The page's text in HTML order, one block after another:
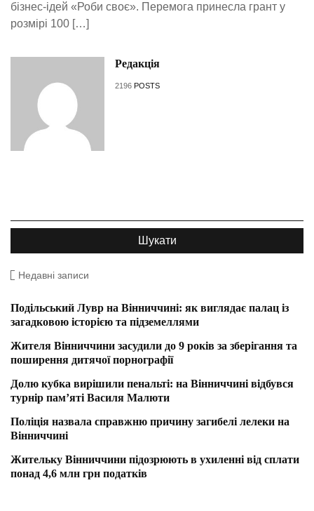
бізнес-ідей «Роби своє». Перемога принесла грант у
розмірі 100 […]
Редакція
2196 POSTS
Недавні записи
Подільський Лувр на Вінниччині: як виглядає палац із
загадковою історією та підземеллями
Жителя Вінниччини засудили до 9 років за зберігання та
поширення дитячої порнографії
Долю кубка вирішили пенальті: на Вінниччині відбувся
турнір пам’яті Василя Малюти
Поліція назвала справжню причину загибелі лелеки на
Вінниччині
Жительку Вінниччини підозрюють в ухиленні від сплати
понад 4,6 млн грн податків